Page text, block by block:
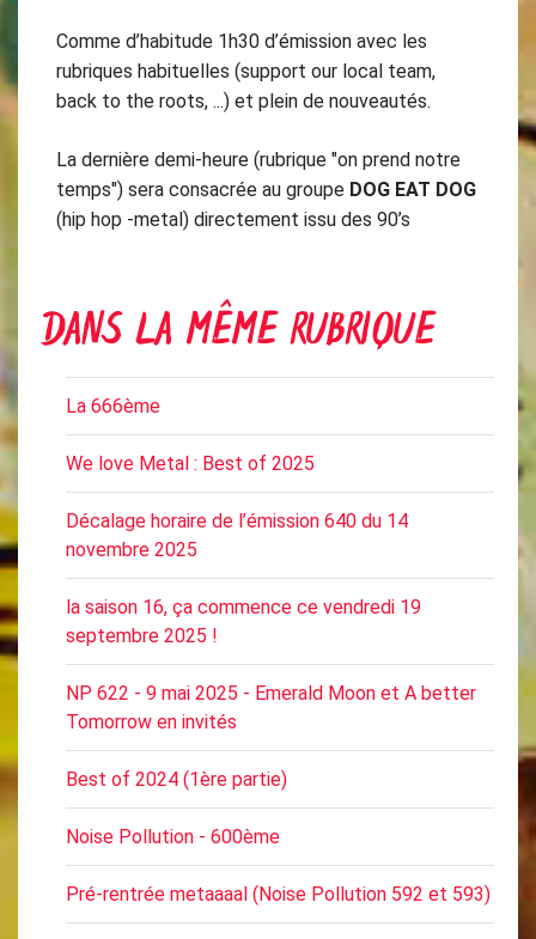
Comme d’habitude 1h30 d’émission avec les
rubriques habituelles (support our local team,
back to the roots, ...) et plein de nouveautés.
La dernière demi-heure (rubrique "on prend notre
temps") sera consacrée au groupe DOG EAT DOG
(hip hop -metal) directement issu des 90’s
DANS LA MÊME RUBRIQUE
La 666ème
We love Metal : Best of 2025
Décalage horaire de l’émission 640 du 14
novembre 2025
la saison 16, ça commence ce vendredi 19
septembre 2025 !
NP 622 - 9 mai 2025 - Emerald Moon et A better
Tomorrow en invités
Best of 2024 (1ère partie)
Noise Pollution - 600ème
Pré-rentrée metaaaal (Noise Pollution 592 et 593)